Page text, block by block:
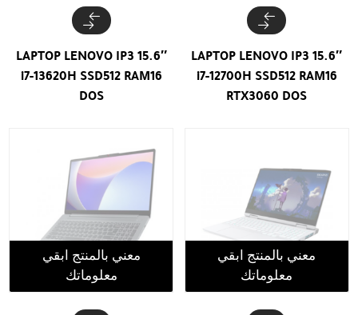
LAPTOP LENOVO IP3 15.6″
i7-12700H SSD512 RAM16
RTX3060 DOS
LAPTOP LENOVO IP3 15.6″
i7-13620H SSD512 RAM16
DOS
معني بالمنتج ابقي
معلوماتك
معني بالمنتج ابقي
معلوماتك